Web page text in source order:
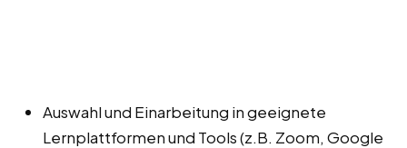
Auswahl und Einarbeitung in geeignete
Lernplattformen und Tools (z.B. Zoom, Google